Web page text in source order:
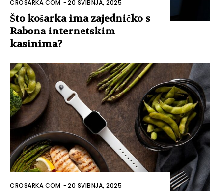
CROSARKA.COM -20 SVIBNJA, 2025
Što košarka ima zajedničko s
Rabona internetskim
kasinima?
CROSARKA.COM -20 SVIBNJA, 2025